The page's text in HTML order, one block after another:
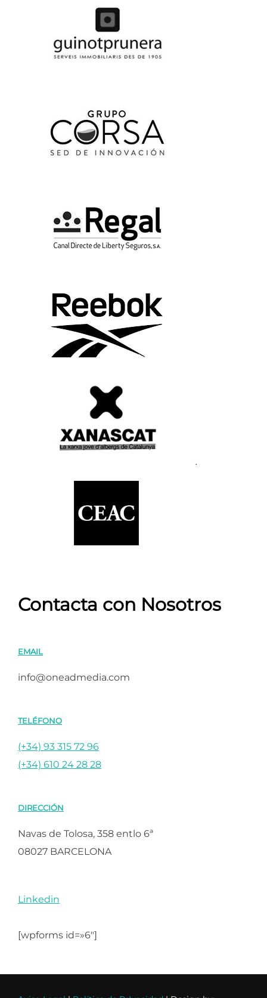
Contacta con Nosotros
EMAIL
info@oneadmedia.com
TELÉFONO
(+34) 93 315 72 96
(+34) 610 24 28 28
DIRECCIÓN
Navas de Tolosa, 358 entlo 6ª
08027 BARCELONA
Linkedin
[wpforms id=»6″]